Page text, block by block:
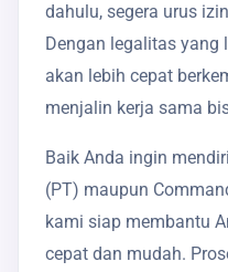
dahulu, segera urus
Dengan legalitas yang
akan lebih cepat
menjalin kerja sama
Baik Anda ingin
(PT) maupun
kami siap membantu
cepat dan mudah.